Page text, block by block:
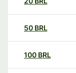
50 BRL
100 BRL